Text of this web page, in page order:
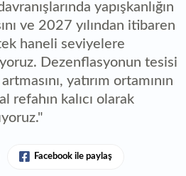
yapışkanlığın
ve 2027 yılından itibaren
haneli seviyelere
Dezenflasyonun tesisi
yatırım ortamının
refahın kalıcı olarak
Facebook ile paylaş